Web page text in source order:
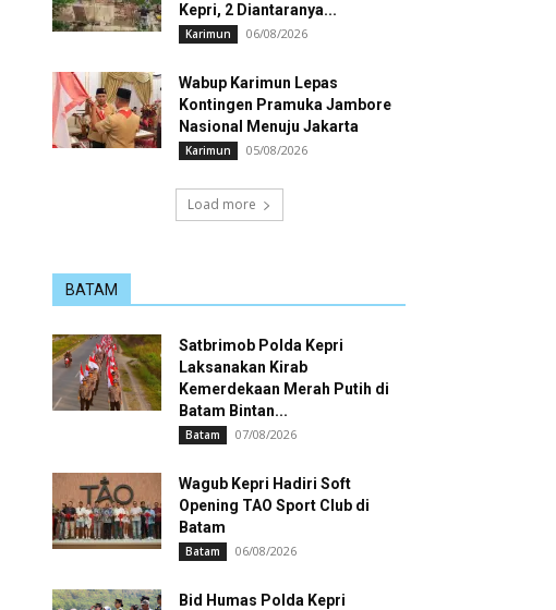
Kepri, 2 Diantaranya...
Karimun 06/08/2026
Wabup Karimun Lepas
Kontingen Pramuka Jambore
Nasional Menuju Jakarta
Karimun 05/08/2026
Load more
BATAM
Satbrimob Polda Kepri
Laksanakan Kirab
Kemerdekaan Merah Putih di
Batam Bintan...
Batam 07/08/2026
Wagub Kepri Hadiri Soft
Opening TAO Sport Club di
Batam
Batam 06/08/2026
Bid Humas Polda Kepri